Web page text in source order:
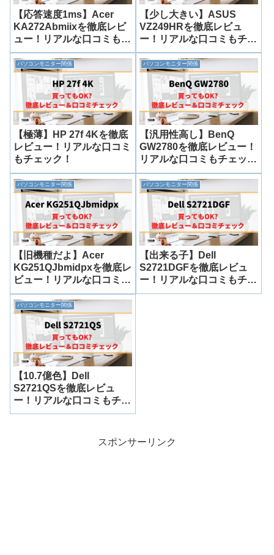
【応答速度1ms】Acer
KA272Abmiixを徹底レビ
ュー！リアルな口コミもチ
ェック！
【少し大きい】ASUS
VZ249HRを徹底レビュ
ー！リアルな口コミもチェ
ック！
パソコンモニター関係
【極薄】HP 27f 4Kを徹底
レビュー！リアルな口コミ
もチェック！
パソコンモニター関係
【汎用性高し】BenQ
GW2780を徹底レビュー！
リアルな口コミもチェッ
ク！
パソコンモニター関係
【旧機種だよ】Acer
KG251QJbmidpxを徹底レ
ビュー！リアルな口コミも
チェック！
パソコンモニター関係
【出来る子】Dell
S2721DGFを徹底レビュ
ー！リアルな口コミもチェ
ック！
パソコンモニター関係
【10.7億色】Dell
S2721QSを徹底レビュ
ー！リアルな口コミもチェ
ック！
スポンサーリンク